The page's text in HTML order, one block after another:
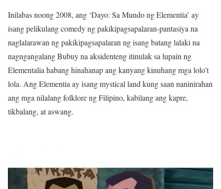
Inilabas noong 2008, ang ‘Dayo: Sa Mundo ng Elementia’ ay
isang pelikulang comedy ng pakikipagsapalaran-pantasiya na
naglalarawan ng pakikipagsapalaran ng isang batang lalaki na
nagngangalang Bubuy na aksidenteng itinulak sa lupain ng
Elementalia habang hinahanap ang kanyang kinuhang mga lolo’t
lola. Ang Elementia ay isang mystical land kung saan naninirahan
ang mga nilalang folklore ng Filipino, kabilang ang kapre,
tikbalang, at aswang.